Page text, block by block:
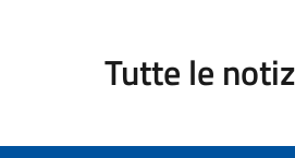
Tutte le